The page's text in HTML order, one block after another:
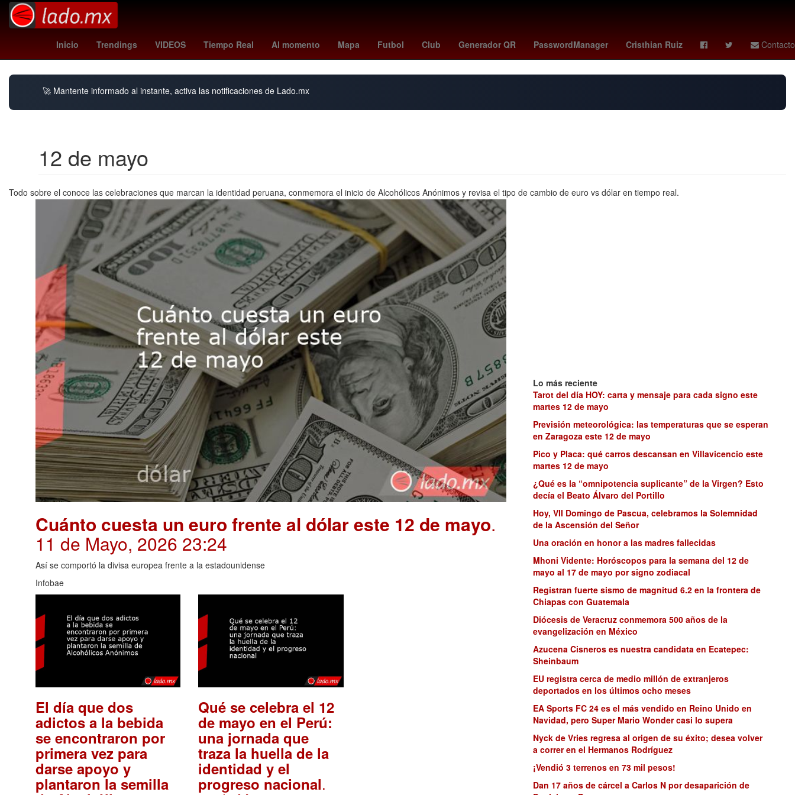
Inicio Trendings VIDEOS Tiempo Real Al momento Mapa Futbol Club Generador QR PasswordManager Cristhian Ruiz Contacto
Empresa Dólar estadounidense Nueva York TV Azteca Temporada Prime Video rangers - giants 26 de marzo Semana Santa Puebla de Zaragoza
🚀 Mantente informado al instante, activa las notificaciones de Lado.mx
12 de mayo
Todo sobre el conoce las celebraciones que marcan la identidad peruana, conmemora el inicio de Alcohólicos Anónimos y revisa el tipo de cambio de euro vs dólar en tiempo real.
Cuánto cuesta un euro frente al dólar este 12 de mayo.
11 de Mayo, 2026 23:24
Así se comportó la divisa europea frente a la estadounidense
Infobae
El día que dos
adictos a la bebida
se encontraron por
primera vez para
darse apoyo y
plantaron la semilla
Qué se celebra el 12
de mayo en el Perú:
una jornada que
traza la huella de la
identidad y el
progreso nacional.
Lo más reciente
Tarot del día HOY: carta y mensaje para cada signo este
martes 12 de mayo
Previsión meteorológica: las temperaturas que se esperan
en Zaragoza este 12 de mayo
Pico y Placa: qué carros descansan en Villavicencio este
martes 12 de mayo
¿Qué es la “omnipotencia suplicante” de la Virgen? Esto
decía el Beato Álvaro del Portillo
Hoy, VII Domingo de Pascua, celebramos la Solemnidad
de la Ascensión del Señor
Una oración en honor a las madres fallecidas
Mhoni Vidente: Horóscopos para la semana del 12 de
mayo al 17 de mayo por signo zodiacal
Registran fuerte sismo de magnitud 6.2 en la frontera de
Chiapas con Guatemala
Diócesis de Veracruz conmemora 500 años de la
evangelización en México
Azucena Cisneros es nuestra candidata en Ecatepec:
Sheinbaum
EU registra cerca de medio millón de extranjeros
deportados en los últimos ocho meses
EA Sports FC 24 es el más vendido en Reino Unido en
Navidad, pero Super Mario Wonder casi lo supera
Nyck de Vries regresa al origen de su éxito; desea volver
a correr en el Hermanos Rodríguez
¡Vendió 3 terrenos en 73 mil pesos!
Dan 17 años de cárcel a Carlos N por desaparición de